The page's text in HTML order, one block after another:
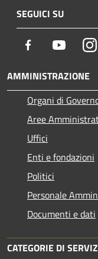
SEGUICI SU
Facebook Youtube
AMMINISTRAZIONE
Organi di
Aree
Uffici
Enti e fondazioni
Politici
Personale
Documenti e dati
CATEGORIE DI